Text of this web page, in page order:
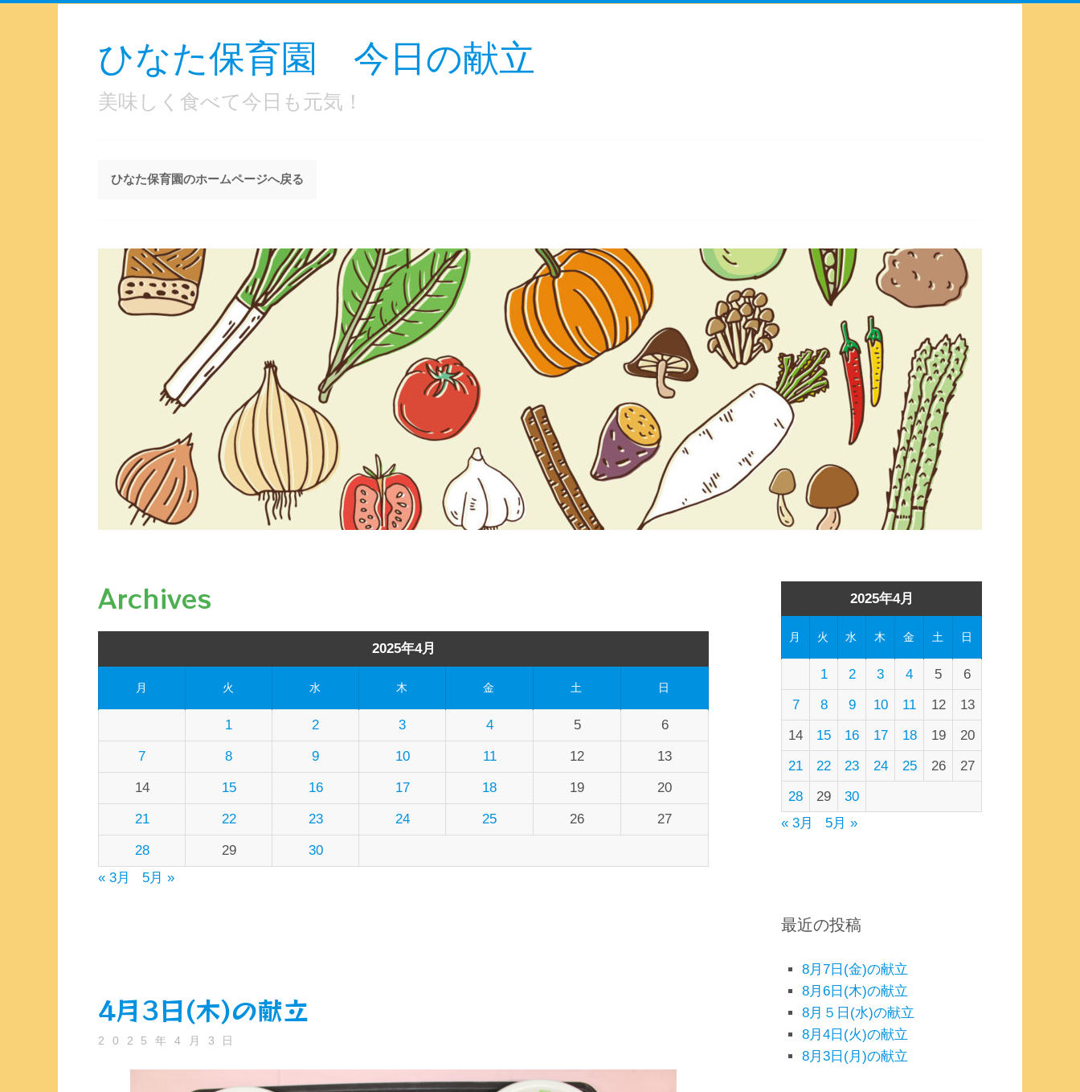
ひなた保育園 今日の献立
美味しく食べて今日も元気！
ひなた保育園のホームページへ戻る
Archives
2025年4月
月 火 水 木 金 土 日
1 2 3 4 5 6
7 8 9 10 11 12 13
14 15 16 17 18 19 20
21 22 23 24 25 26 27
28 29
30
« 3月
5月 »
4月3日(木)の献立
2025年4月3日
2025年4月
月 火 水 木 金 土 日
1 2 3 4 5
6
7
8 9 10 11 12
13
14
15 16 17 18 19
20
21
22 23 24 25 26
27
28
29
30
« 3月
5月 »
最近の投稿
8月7日(金)の献立
8月6日(木)の献立
8月５日(水)の献立
8月4日(火)の献立
8月3日(月)の献立